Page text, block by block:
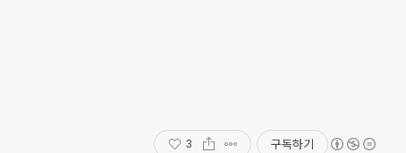
3 구독하기